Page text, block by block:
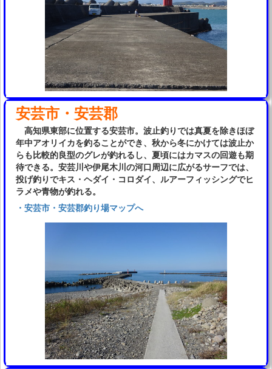
安芸市・安芸郡
高知県東部に位置する安芸市。波止釣りでは真夏を除きほぼ
年中アオリイカを釣ることができ、秋から冬にかけては波止か
らも比較的良型のグレが釣れるし、夏頃にはカマスの回遊も期
待できる。安芸川や伊尾木川の河口周辺に広がるサーフでは、
投げ釣りでキス・ヘダイ・コロダイ、ルアーフィッシングでヒ
ラメや青物が釣れる。
・安芸市・安芸郡釣り場マップへ